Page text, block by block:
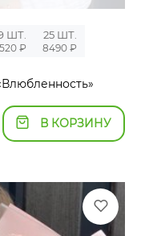
ШТ.
₽
25 ШТ.
8490 ₽
В КОРЗИНУ